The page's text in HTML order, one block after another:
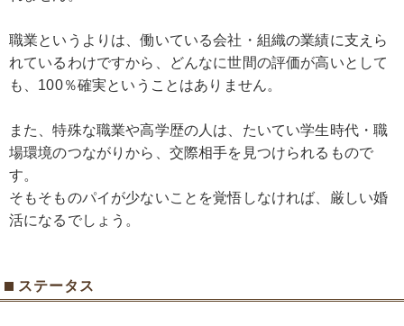
職業というよりは、働いている会社・組織の業績に支えら
れているわけですから、どんなに世間の評価が高いとして
も、100％確実ということはありません。
また、特殊な職業や高学歴の人は、たいてい学生時代・職
場環境のつながりから、交際相手を見つけられるもので
す。
そもそものパイが少ないことを覚悟しなければ、厳しい婚
活になるでしょう。
ステータス